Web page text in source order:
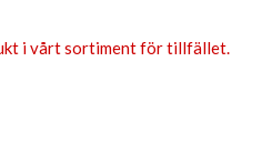
i vårt sortiment för tillfället.